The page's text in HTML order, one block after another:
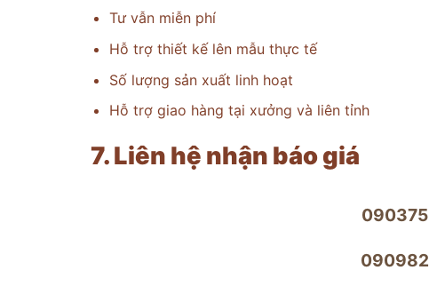
Tư vẫn miễn phí
Hỗ trợ thiết kế lên mẫu thực tế
Số lượng sản xuất linh hoạt
Hỗ trợ giao hàng tại xưởng và liên tỉnh
7. Liên hệ nhận báo giá